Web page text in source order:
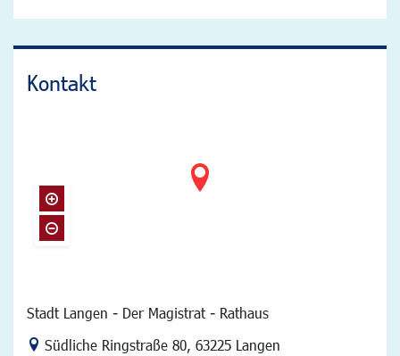
Kontakt
Stadt Langen - Der Magistrat - Rathaus
Link zur Google-Maps Navigation
Südliche Ringstraße 80, 63225 Langen